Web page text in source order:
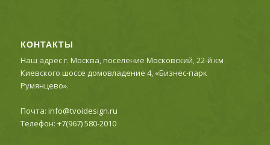
КОНТАКТЫ
Наш адрес г. Москва, поселение Московский, 22-й км
Киевского шоссе домовладение 4, «Бизнес-парк
Румянцево».
Почта: info@tvoidesign.ru
Телефон: +7(967) 580-2010